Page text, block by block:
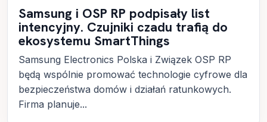
Samsung i OSP RP podpisały list
intencyjny. Czujniki czadu trafią do
ekosystemu SmartThings
Samsung Electronics Polska i Związek OSP RP
będą wspólnie promować technologie cyfrowe dla
bezpieczeństwa domów i działań ratunkowych.
Firma planuje...